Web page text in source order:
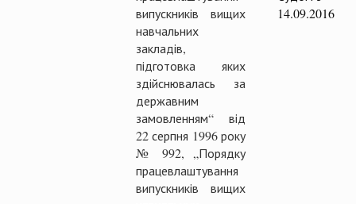
випускників вищих
навчальних
закладів,
підготовка яких
здійснювалась за
державним
замовленням“ від
22 серпня 1996 року
№ 992, „Порядку
працевлаштування
випускників вищих
14.09.2016